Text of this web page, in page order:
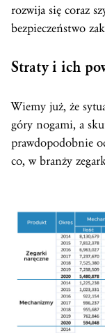
rozwija się coraz
bezpieczeństwo
Straty i ich
Wiemy już, że
góry nogami, a
prawdopodobnie
co, w branży